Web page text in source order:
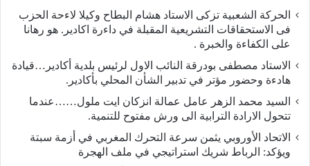
الحركة الشعبية تزكى الاستاد هشام البطاح وكيلا لاءحة الحزب
فى الاستحقاقات التشريعية المقبلة في داءرة اكادير. هو رهانا
على الكفاءة والخبرة .
الاستاد مصطفى بودرقة النائب الاول لرئيس بلدية أكادير…قيادة
هادءة وحضور مؤتر في تدبير الشأن المحلي بأكادير.
السيد محمد الزهر عامل عمالة انزكان ايت ملول……عندما
تتحول الارادة الترابية الى ورش مفتوح للتنمية.
الاتحاد الأوروبي يثمن سرعة التحرك المغربي في أزمة سبتة
ويؤكد: الرباط شريك استراتيجي في ملف الهجرة